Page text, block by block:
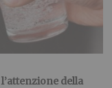
l’attenzione della